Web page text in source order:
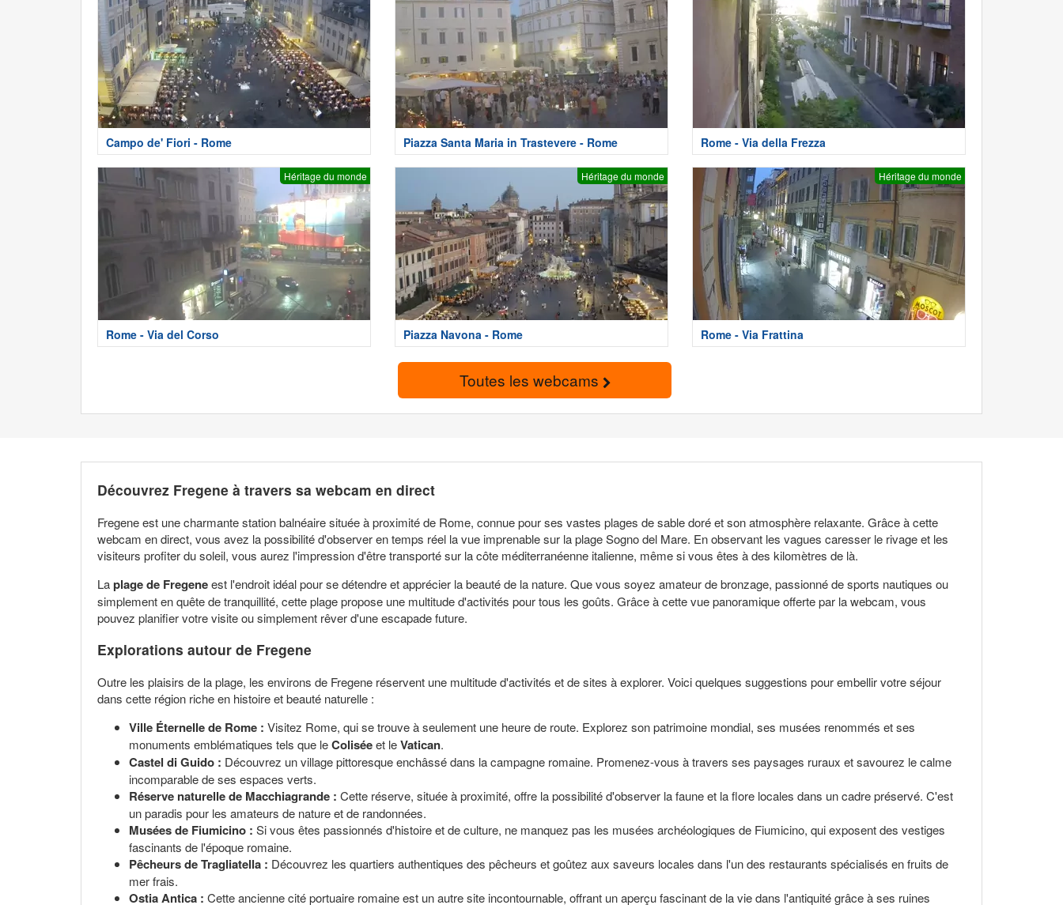
Campo de' Fiori - Rome Piazza Santa Maria in Trastevere - Rome Rome - Via della Frezza
Héritage du monde
Rome - Via del Corso
Héritage du monde
Piazza Navona - Rome
Héritage du monde
Rome - Via Frattina
Toutes les webcams
Découvrez Fregene à travers sa webcam en direct
Fregene est une charmante station balnéaire située à proximité de Rome, connue pour ses vastes plages de sable doré et son atmosphère relaxante. Grâce à cette
webcam en direct, vous avez la possibilité d'observer en temps réel la vue imprenable sur la plage Sogno del Mare. En observant les vagues caresser le rivage et les
visiteurs profiter du soleil, vous aurez l'impression d'être transporté sur la côte méditerranéenne italienne, même si vous êtes à des kilomètres de là.
Laplage de Fregeneest l'endroit idéal pour se détendre et apprécier la beauté de la nature. Que vous soyez amateur de bronzage, passionné de sports nautiques ou
simplement en quête de tranquillité, cette plage propose une multitude d'activités pour tous les goûts. Grâce à cette vue panoramique offerte par la webcam, vous
pouvez planifier votre visite ou simplement rêver d'une escapade future.
Explorations autour de Fregene
Outre les plaisirs de la plage, les environs de Fregene réservent une multitude d'activités et de sites à explorer. Voici quelques suggestions pour embellir votre séjour
dans cette région riche en histoire et beauté naturelle :
Ville Éternelle de Rome : Visitez Rome, qui se trouve à seulement une heure de route. Explorez son patrimoine mondial, ses musées renommés et ses
monuments emblématiques tels que leColiséeet leVatican.
Castel di Guido : Découvrez un village pittoresque enchâssé dans la campagne romaine. Promenez-vous à travers ses paysages ruraux et savourez le calme
incomparable de ses espaces verts.
Réserve naturelle de Macchiagrande : Cette réserve, située à proximité, offre la possibilité d'observer la faune et la flore locales dans un cadre préservé. C'est
un paradis pour les amateurs de nature et de randonnées.
Musées de Fiumicino : Si vous êtes passionnés d'histoire et de culture, ne manquez pas les musées archéologiques de Fiumicino, qui exposent des vestiges
fascinants de l'époque romaine.
Pêcheurs de Tragliatella : Découvrez les quartiers authentiques des pêcheurs et goûtez aux saveurs locales dans l'un des restaurants spécialisés en fruits de
mer frais.
Ostia Antica : Cette ancienne cité portuaire romaine est un autre site incontournable, offrant un aperçu fascinant de la vie dans l'antiquité grâce à ses ruines